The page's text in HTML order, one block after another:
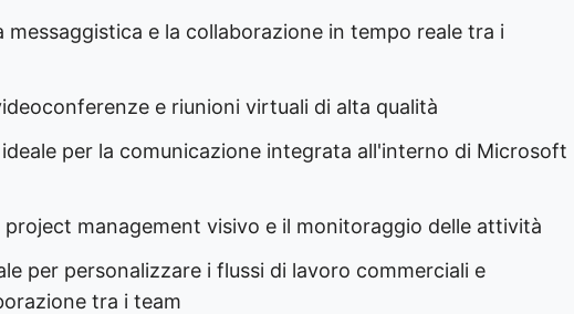
messaggistica e la collaborazione in tempo reale tra i
e riunioni virtuali di alta qualità
ideale per la comunicazione integrata all'interno di Microsoft
project management visivo e il monitoraggio delle attività
per personalizzare i flussi di lavoro commerciali e
tra i team